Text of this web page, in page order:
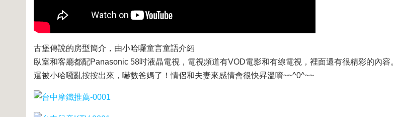
古堡傳說的房型簡介，由小哈囉童言童語介紹
臥室和客廳都配Panasonic 58吋液晶電視，電視頻道有VOD電影和有線電視，裡面還有很精彩的內容。
還被小哈囉亂按按出來，嚇數爸媽了！情侶和夫妻來感情會很快昇溫唷~~^0^~~